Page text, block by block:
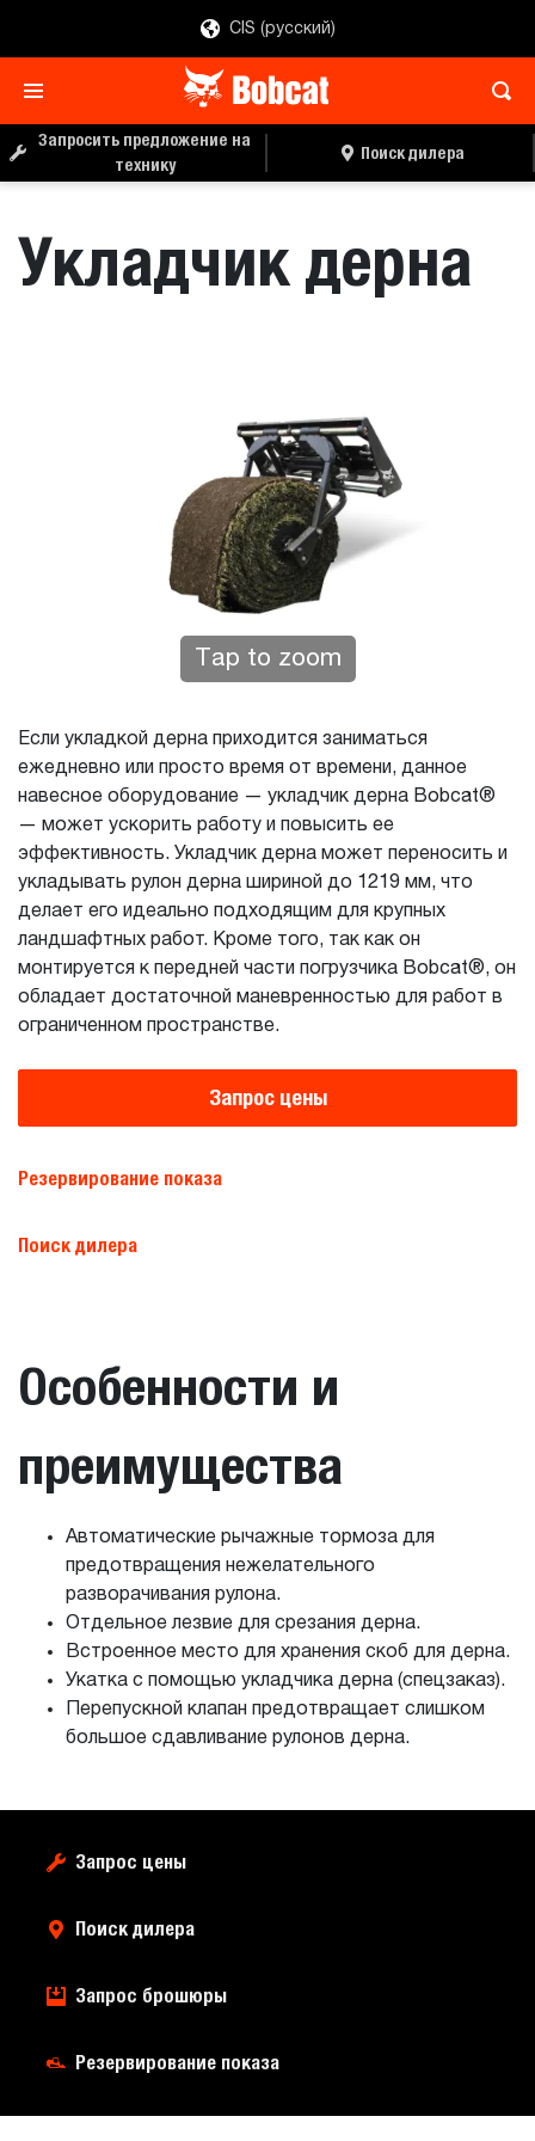
CIS (русский)
Запросить предложение на
технику
Поиск дилера
Укладчик дерна
Tap to zoom
Если укладкой дерна приходится заниматься
ежедневно или просто время от времени, данное
навесное оборудование — укладчик дерна Bobcat®
— может ускорить работу и повысить ее
эффективность. Укладчик дерна может переносить и
укладывать рулон дерна шириной до 1219 мм, что
делает его идеально подходящим для крупных
ландшафтных работ. Кроме того, так как он
монтируется к передней части погрузчика Bobcat®, он
обладает достаточной маневренностью для работ в
ограниченном пространстве.
Запрос цены
Резервирование показа
Поиск дилера
Особенности и
преимущества
Автоматические рычажные тормоза для
предотвращения нежелательного
разворачивания рулона.
Отдельное лезвие для срезания дерна.
Встроенное место для хранения скоб для дерна.
Укатка с помощью укладчика дерна (спецзаказ).
Перепускной клапан предотвращает слишком
большое сдавливание рулонов дерна.
Запрос цены
Поиск дилера
Запрос брошюры
Резервирование показа
ЗАПРОС ЦЕНЫ ПОИСК ДИЛЕРА